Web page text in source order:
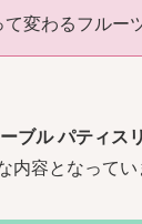
変わるフルー
ブル パティス
内容となってい